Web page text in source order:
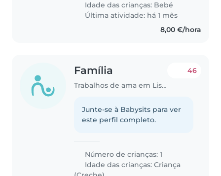
Idade das crianças: Bebé
Última atividade: há 1 mês
8,00 €/hora
Família
Trabalhos de ama em Lisboa
46
Junte-se à Babysits para ver
este perfil completo.
Número de crianças: 1
Idade das crianças:Criança